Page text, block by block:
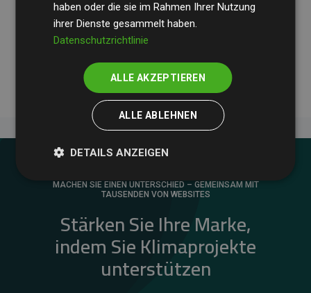
Klimaschutzprojekte im Durchschnitt200 % der
geschätzten CO₂-Emissionender teilnehmenden
Websites kompensieren – ein klarer Nachweis für die
messbare Klimawirkung unseres Ansatzes.
MACHEN SIE EINEN UNTERSCHIED – GEMEINSAM MIT
TAUSENDEN VON WEBSITES
Stärken Sie Ihre Marke,
indem Sie Klimaprojekte
unterstützen
haben oder die sie im Rahmen Ihrer Nutzung
ihrer Dienste gesammelt haben.
Datenschutzrichtlinie
ALLE AKZEPTIEREN
ALLE ABLEHNEN
DETAILS ANZEIGEN